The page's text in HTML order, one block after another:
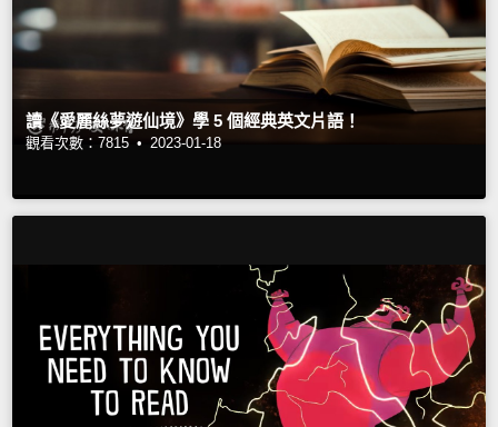
讀《愛麗絲夢遊仙境》學 5 個經典英文片語！
觀看次數：7815 • 2023-01-18